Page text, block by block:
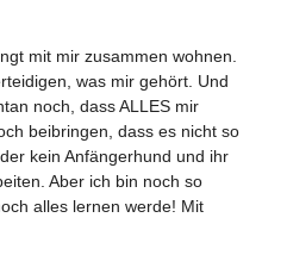
mit mir zusammen wohnen.
was mir gehört. Und
noch, dass ALLES mir
beibringen, dass es nicht so
kein Anfängerhund und ihr
Aber ich bin noch so
alles lernen werde! Mit